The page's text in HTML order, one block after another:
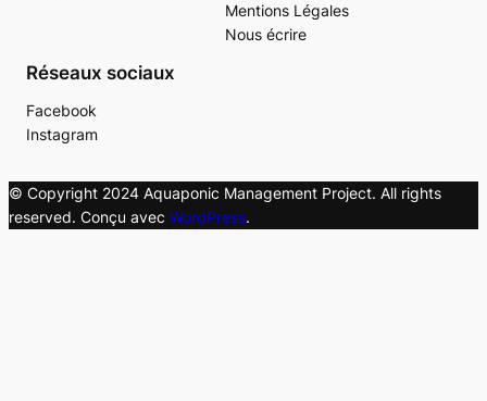
Mentions Légales
Nous écrire
Réseaux sociaux
Facebook
Instagram
© Copyright 2024 Aquaponic Management Project. All rights
reserved. Conçu avec WordPress.